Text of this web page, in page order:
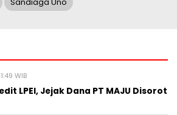
Sandiaga Uno
WIB
LPEI, Jejak Dana PT MAJU Disorot